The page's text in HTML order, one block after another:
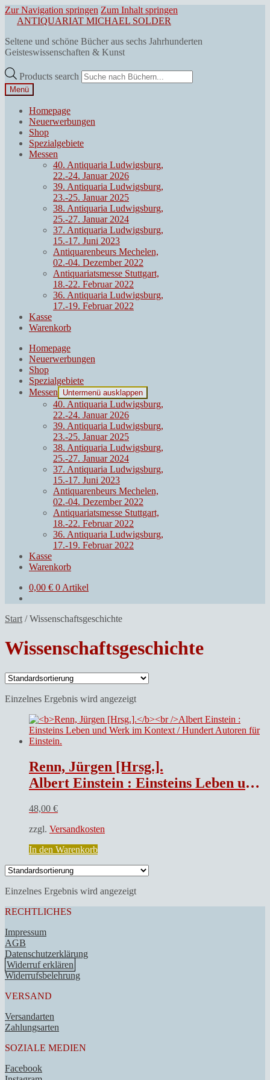
Zur Navigation springen Zum Inhalt springen
ANTIQUARIAT MICHAEL SOLDER
Seltene und schöne Bücher aus sechs Jahrhunderten
Geisteswissenschaften & Kunst
Products search
Menü
Homepage
Neuerwerbungen
Shop
Spezialgebiete
Messen
40. Antiquaria Ludwigsburg,
22.-24. Januar 2026
39. Antiquaria Ludwigsburg,
23.-25. Januar 2025
38. Antiquaria Ludwigsburg,
25.-27. Januar 2024
37. Antiquaria Ludwigsburg,
15.-17. Juni 2023
Antiquarenbeurs Mechelen,
02.-04. Dezember 2022
Antiquariatsmesse Stuttgart,
18.-22. Februar 2022
36. Antiquaria Ludwigsburg,
17.-19. Februar 2022
Kasse
Warenkorb
Homepage
Neuerwerbungen
Shop
Spezialgebiete
Messen
Untermenü ausklappen
40. Antiquaria Ludwigsburg,
22.-24. Januar 2026
39. Antiquaria Ludwigsburg,
23.-25. Januar 2025
38. Antiquaria Ludwigsburg,
25.-27. Januar 2024
37. Antiquaria Ludwigsburg,
15.-17. Juni 2023
Antiquarenbeurs Mechelen,
02.-04. Dezember 2022
Antiquariatsmesse Stuttgart,
18.-22. Februar 2022
36. Antiquaria Ludwigsburg,
17.-19. Februar 2022
Kasse
Warenkorb
0,00 € 0 Artikel
Start /Wissenschaftsgeschichte
Wissenschaftsgeschichte
Einzelnes Ergebnis wird angezeigt
Renn, Jürgen [Hrsg.].
Albert Einstein : Einsteins Leben und Werk im Kontext / Hundert Autoren für Einstein.
48,00 €
zzgl. Versandkosten
In den Warenkorb
Einzelnes Ergebnis wird angezeigt
RECHTLICHES
Impressum
AGB
Datenschutzerklärung
Widerruf erklären
Widerrufsbelehrung
VERSAND
Versandarten
Zahlungsarten
SOZIALE MEDIEN
Facebook